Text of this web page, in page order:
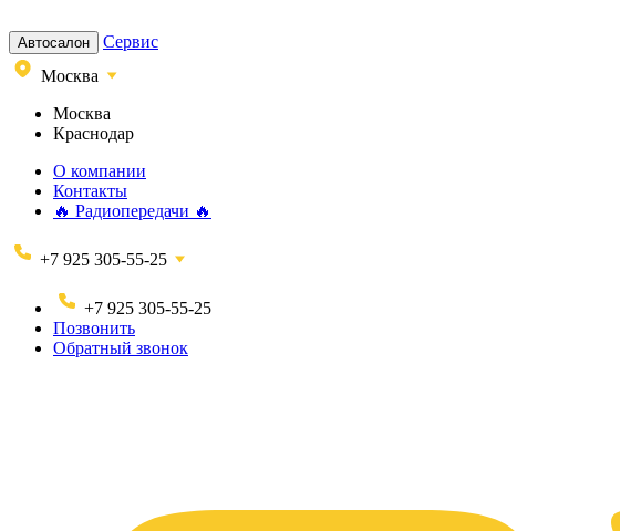
Автосалон
Сервис
Москва
Москва
Краснодар
О компании
Контакты
🔥 Радиопередачи 🔥
+7 925 305-55-25
+7 925 305-55-25
Позвонить
Обратный звонок